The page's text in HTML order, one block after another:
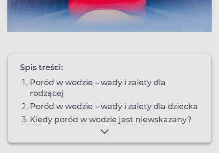
Spis treści:
Poród w wodzie – wady i zalety dla
rodzącej
Poród w wodzie – wady i zalety dla dziecka
Kiedy poród w wodzie jest niewskazany?